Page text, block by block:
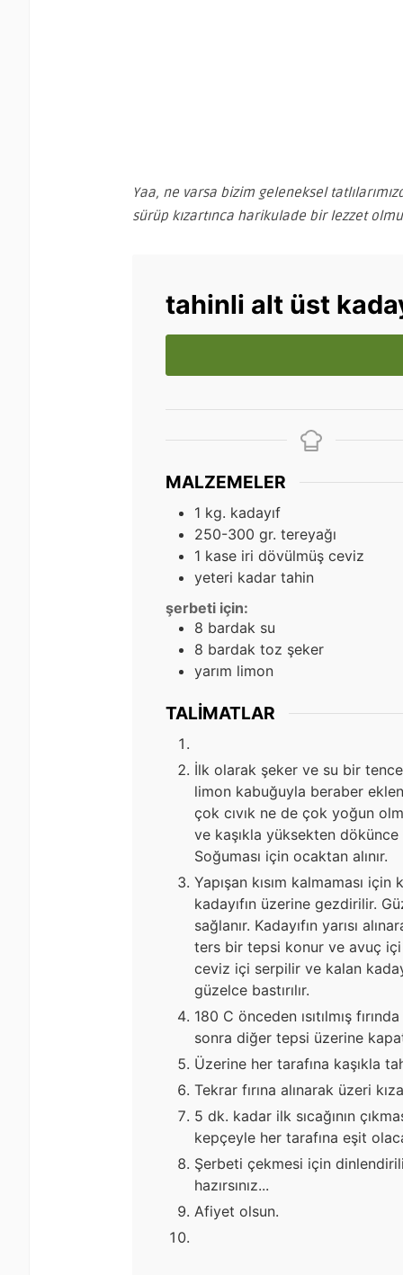
Yaa, ne varsa bizim geleneksel
sürüp kızartınca harikulade bir lezzet
tahinli alt üst
MALZEMELER
1 kg. kadayıf
250-300 gr. tereyağı
1 kase iri dövülmüş ceviz
yeteri kadar tahin
şerbeti için:
8 bardak su
8 bardak toz şeker
yarım limon
TALIMATLAR
İlk olarak şeker ve su bir
limon kabuğuyla beraber
çok cıvık ne de çok yoğun
ve kaşıkla yüksekten dökünce
Soğuması için ocaktan alınır.
Yapışan kısım kalmaması
kadayıfın üzerine gezdirilir.
sağlanır. Kadayıfın yarısı
ters bir tepsi konur ve avuç içi
ceviz içi serpilir ve kalan
güzelce bastırılır.
180 C önceden ısıtılmış
sonra diğer tepsi üzerine
Üzerine her tarafına kaşıkla
Tekrar fırına alınarak üzeri
5 dk. kadar ilk sıcağının
kepçeyle her tarafına eşit
Şerbeti çekmesi için
hazırsınız...
Afiyet olsun.